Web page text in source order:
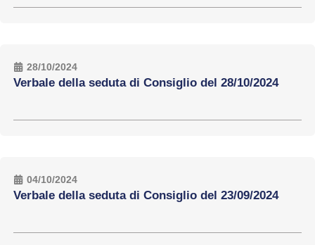
28/10/2024
Verbale della seduta di Consiglio del 28/10/2024
04/10/2024
Verbale della seduta di Consiglio del 23/09/2024